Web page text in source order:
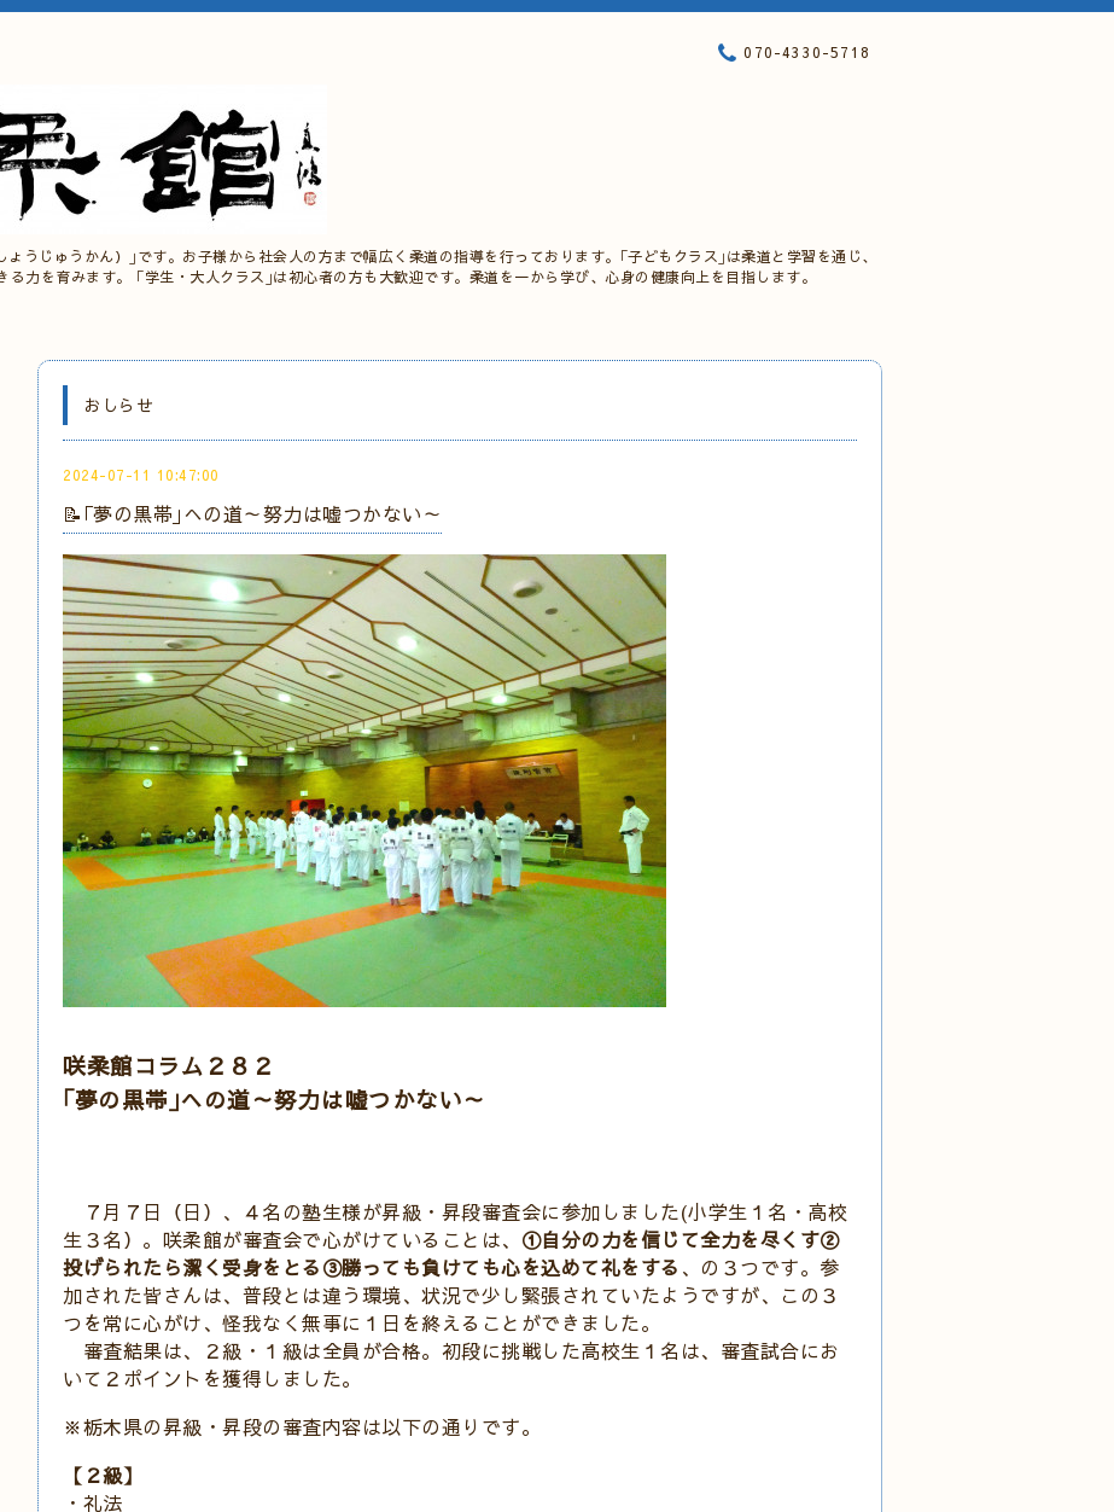
うじゅうかん）｣です。お子様から社会人の方まで幅広く柔道の指導を行っております。｢子どもクラス｣は柔道と学習を通じ、
力を育みます。 ｢学生・大人クラス｣は初心者の方も大歓迎です。柔道を一から学び、心身の健康向上を目指します。
070-4330-5718
おしらせ
2024-07-11 10:47:00
📝｢夢の黒帯｣への道～努力は嘘つかない～
咲柔館コラム２８２
｢夢の黒帯｣への道～努力は嘘つかない～
７月７日（日）、４名の塾生様が昇級・昇段審査会に参加しました(小学生１名・高校
生３名）。咲柔館が審査会で心がけていることは、 ①自分の力を信じて全力を尽くす②
投げられたら潔く受身をとる③勝っても負けても心を込めて礼をする 、の３つです。参
加された皆さんは、普段とは違う環境、状況で少し緊張されていたようですが、この３
つを常に心がけ、怪我なく無事に１日を終えることができました。
審査結果は、２級・１級は全員が合格。初段に挑戦した高校生１名は、審査試合にお
いて２ポイントを獲得しました。
※栃木県の昇級・昇段の審査内容は以下の通りです。
【２級】
・礼法